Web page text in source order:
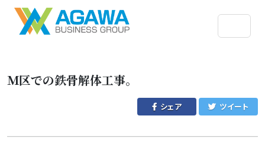
Ｍ区での鉄骨解体工事。
シェア ツイート